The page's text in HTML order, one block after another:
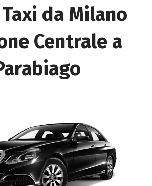
da Milano
Centrale a